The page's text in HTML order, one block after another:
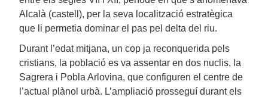
Alcalà (castell), per la seva localització estratègica
que li permetia dominar el pas pel delta del riu.
Durant l’edat mitjana, un cop ja reconquerida pels
cristians, la població es va assentar en dos nuclis, la
Sagrera i Pobla Arlovina, que configuren el centre de
l’actual plànol urbà. L’ampliació prosseguí durant els